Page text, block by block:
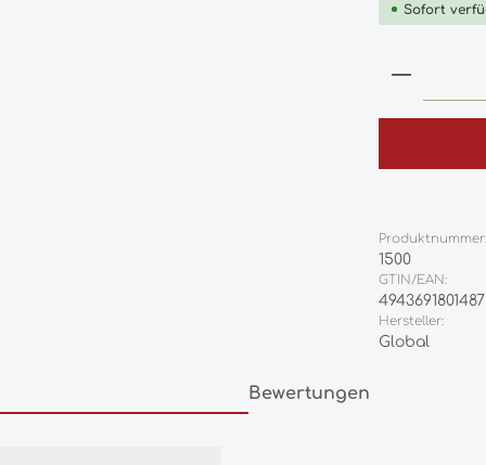
Sofort
Produktnummer:
1500
GTIN/EAN:
4943691801487
Hersteller:
Global
Bewertungen